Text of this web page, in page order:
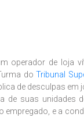
operador de loja
do Tribunal
de desculpas em
de suas unidades
empregado, e a